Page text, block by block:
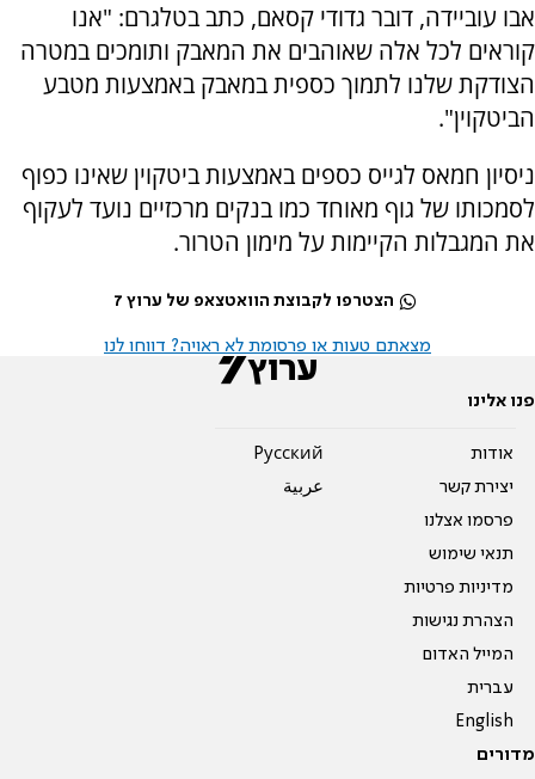
אבו עוביידה, דובר גדודי קסאם, כתב בטלגרם: "אנו
קוראים לכל אלה שאוהבים את המאבק ותומכים במטרה
הצודקת שלנו לתמוך כספית במאבק באמצעות מטבע
הביטקוין".
ניסיון חמאס לגייס כספים באמצעות ביטקוין שאינו כפוף
לסמכותו של גוף מאוחד כמו בנקים מרכזיים נועד לעקוף
את המגבלות הקיימות על מימון הטרור.
הצטרפו לקבוצת הוואטצאפ של ערוץ 7
מצאתם טעות או פרסומת לא ראויה? דווחו לנו
פנו אלינו
אודות
יצירת קשר
פרסמו אצלנו
תנאי שימוש
מדיניות פרטיות
הצהרת נגישות
המייל האדום
עברית
English
Pусский
عربية
מדורים